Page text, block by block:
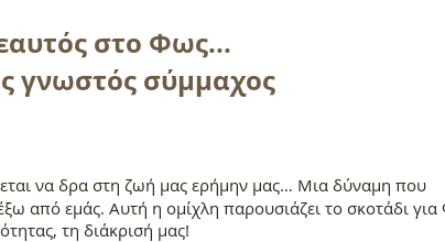
στο Φως...
γνωστός σύμμαχος
να δρα στη ζωή μας ερήμην μας… Μια δύναμη που
από εμάς. Αυτή η ομίχλη παρουσιάζει το σκοτάδι
τη διάκρισή μας!